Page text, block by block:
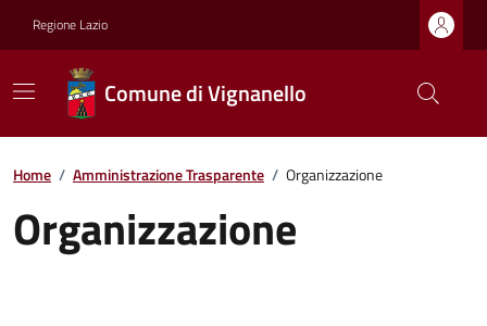
Regione Lazio
Comune di Vignanello
Home / Amministrazione Trasparente / Organizzazione
Organizzazione